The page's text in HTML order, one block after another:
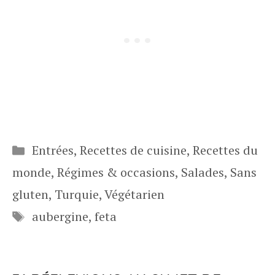
Catégories
Entrées, Recettes de cuisine, Recettes du
monde, Régimes & occasions, Salades, Sans
gluten, Turquie,Végétarien
Étiquettes
aubergine, feta